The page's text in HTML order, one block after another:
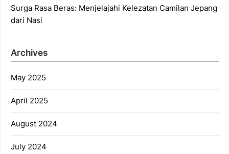
Surga Rasa Beras: Menjelajahi Kelezatan Camilan Jepang
dari Nasi
Archives
May 2025
April 2025
August 2024
July 2024